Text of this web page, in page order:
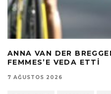
ANNA VAN DER
FEMMES’E VEDA ETTI
7 AĞUSTOS 2026